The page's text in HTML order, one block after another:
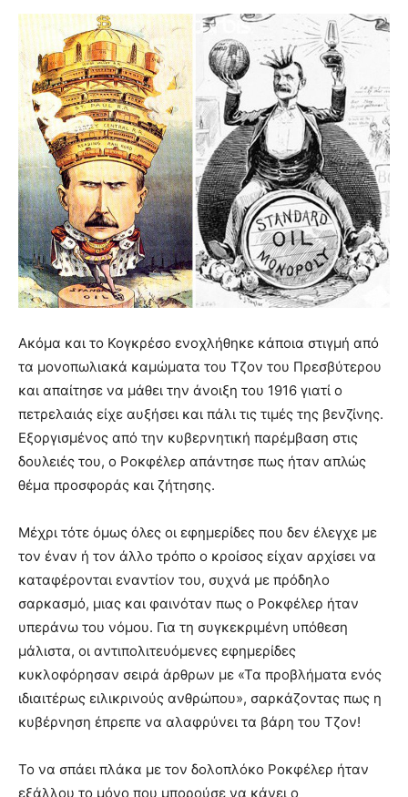
Ακόμα και το Κογκρέσο ενοχλήθηκε κάποια στιγμή από
τα μονοπωλιακά καμώματα του Τζον του Πρεσβύτερου
και απαίτησε να μάθει την άνοιξη του 1916 γιατί ο
πετρελαιάς είχε αυξήσει και πάλι τις τιμές της βενζίνης.
Εξοργισμένος από την κυβερνητική παρέμβαση στις
δουλειές του, ο Ροκφέλερ απάντησε πως ήταν απλώς
θέμα προσφοράς και ζήτησης.
Μέχρι τότε όμως όλες οι εφημερίδες που δεν έλεγχε με
τον έναν ή τον άλλο τρόπο ο κροίσος είχαν αρχίσει να
καταφέρονται εναντίον του, συχνά με πρόδηλο
σαρκασμό, μιας και φαινόταν πως ο Ροκφέλερ ήταν
υπεράνω του νόμου. Για τη συγκεκριμένη υπόθεση
μάλιστα, οι αντιπολιτευόμενες εφημερίδες
κυκλοφόρησαν σειρά άρθρων με «Τα προβλήματα ενός
ιδιαιτέρως ειλικρινούς ανθρώπου», σαρκάζοντας πως η
κυβέρνηση έπρεπε να αλαφρύνει τα βάρη του Τζον!
Το να σπάει πλάκα με τον δολοπλόκο Ροκφέλερ ήταν
εξάλλου το μόνο που μπορούσε να κάνει ο